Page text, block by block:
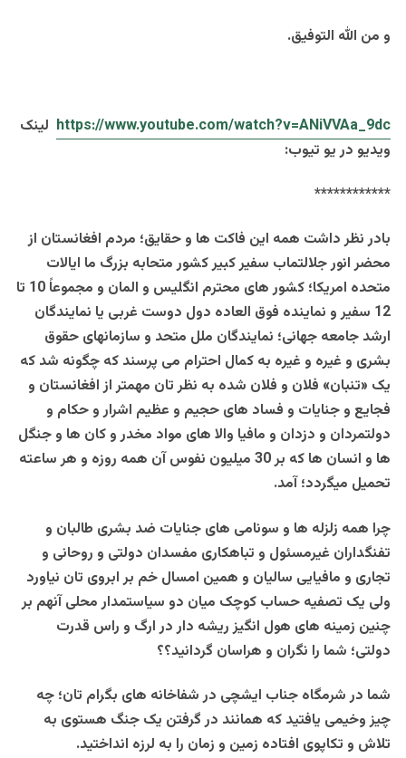
و من الله التوفیق.
https://www.youtube.com/watch?v=ANiVVAa_9dc
لینک
ویدیو در یو تیوب:
************
بادر نظر داشت همه این فاکت ها و حقایق؛ مردم افغانستان از
محضر انور جلالتماب سفیر کبیر کشور متحابه بزرگ ما ایالات
متحده امریکا؛ کشور های محترم انگلیس و المان و مجموعاً 10 تا
12 سفیر و نماینده فوق العاده دول دوست غربی یا نمایندگان
ارشد جامعه جهانی؛ نمایندگان ملل متحد و سازمانهای حقوق
بشری و غیره و غیره به کمال احترام می پرسند که چگونه شد که
یک «تنبان» فلان و فلان شده به نظر تان مهمتر از افغانستان و
فجایع و جنایات و فساد های حجیم و عظیم اشرار و حکام و
دولتمردان و دزدان و مافیا والا های مواد مخدر و کان ها و جنگل
ها و انسان ها که بر 30 میلیون نفوس آن همه روزه و هر ساعته
تحمیل میگردد؛ آمد.
چرا همه زلزله ها و سونامی های جنایات ضد بشری طالبان و
تفنگداران غیرمسئول و تباهکاری مفسدان دولتی و روحانی و
تجاری و مافیایی سالیان و همین امسال خم بر ابروی تان نیاورد
ولی یک تصفیه حساب کوچک میان دو سیاستمدار محلی آنهم بر
چنین زمینه های هول انگیز ریشه دار در ارگ و راس قدرت
دولتی؛ شما را نگران و هراسان گردانید؟؟
شما در شرمگاه جناب ایشچی در شفاخانه های بگرام تان؛ چه
چیز وخیمی یافتید که همانند در گرفتن یک جنگ هستوی به
تلاش و تکاپوی افتاده زمین و زمان را به لرزه انداختید.